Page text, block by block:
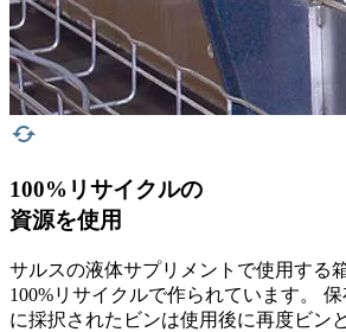
100%リサイクルの
資源を使用
サルスの液体サプリメントで使用する
100%リサイクルで作られています。
に採択されたビンは使用後に再度ビン